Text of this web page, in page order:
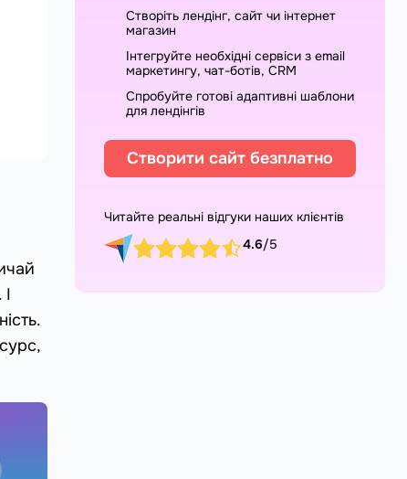
Створіть лендінг, сайт чи інтернет
магазин
Інтегруйте необхідні сервіси з email
маркетингу, чат-ботів, CRM
Спробуйте готові адаптивні шаблони
для лендінгів
Створити сайт безплатно
Читайте реальні відгуки наших клієнтів
4.6/5